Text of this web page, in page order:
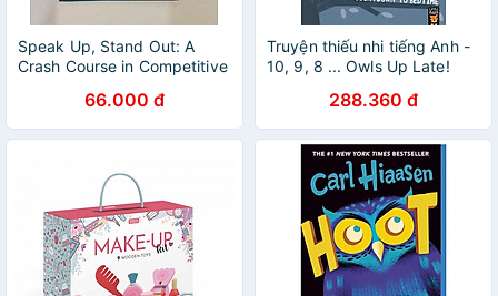
Speak Up, Stand Out: A
Crash Course in Competitive
66.000 đ
Truyện thiếu nhi tiếng Anh -
10, 9, 8 ... Owls Up Late!
288.360 đ